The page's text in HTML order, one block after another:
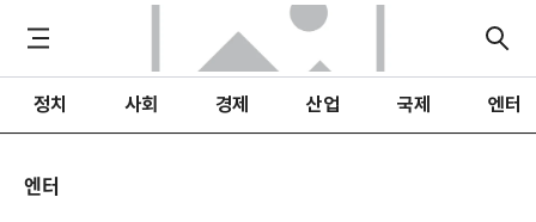
정치 사회 경제 산업 국제 엔터
엔터